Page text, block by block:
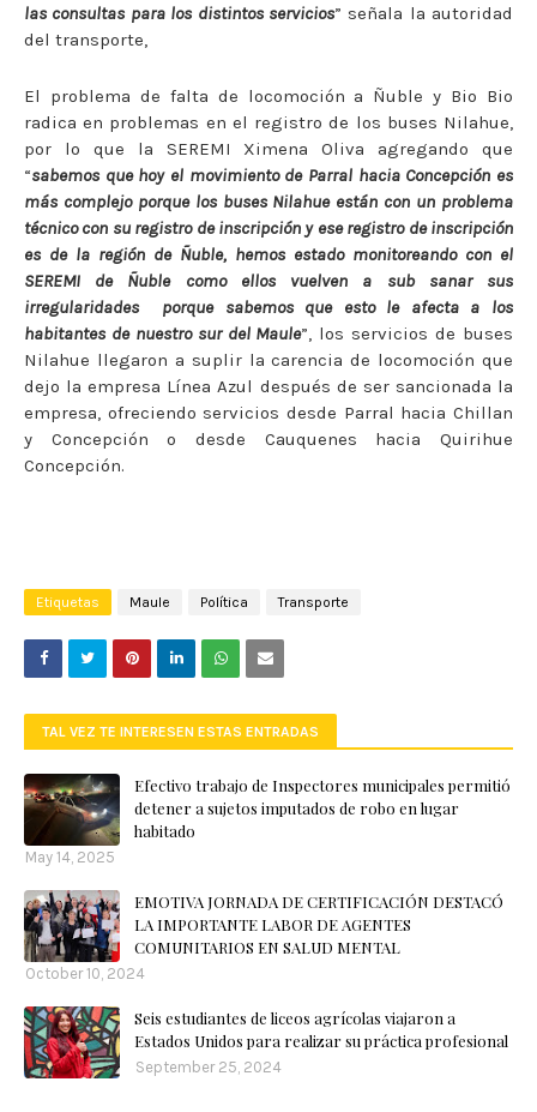
las consultas para los distintos servicios” señala la autoridad
del transporte,
El problema de falta de locomoción a Ñuble y Bio Bio
radica en problemas en el registro de los buses Nilahue,
por lo que la SEREMI Ximena Oliva agregando que
“sabemos que hoy el movimiento de Parral hacia Concepción es
más complejo porque los buses Nilahue están con un problema
técnico con su registro de inscripción y ese registro de inscripción
es de la región de Ñuble, hemos estado monitoreando con el
SEREMI de Ñuble como ellos vuelven a sub sanar sus
irregularidades porque sabemos que esto le afecta a los
habitantes de nuestro sur del Maule”, los servicios de buses
Nilahue llegaron a suplir la carencia de locomoción que
dejo la empresa Línea Azul después de ser sancionada la
empresa, ofreciendo servicios desde Parral hacia Chillan
y Concepción o desde Cauquenes hacia Quirihue
Concepción.
Etiquetas Maule Política Transporte
TAL VEZ TE INTERESEN ESTAS ENTRADAS
Efectivo trabajo de Inspectores municipales permitió
detener a sujetos imputados de robo en lugar
habitado
May 14, 2025
EMOTIVA JORNADA DE CERTIFICACIÓN DESTACÓ
LA IMPORTANTE LABOR DE AGENTES
COMUNITARIOS EN SALUD MENTAL
October 10, 2024
Seis estudiantes de liceos agrícolas viajaron a
Estados Unidos para realizar su práctica profesional
September 25, 2024